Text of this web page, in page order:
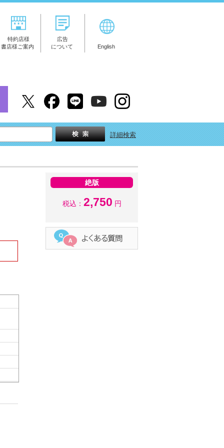
特約店様
書店様ご案内
広告
について
English
詳細検索
絶版
税込： 2,750 円